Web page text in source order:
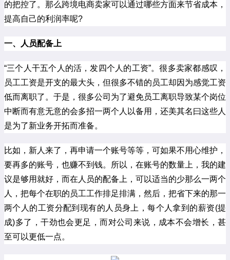
的把控了。那么跨境电商卖家可以通过哪些方面来节省成本，
提高自己的利润率呢?
一、人员配备上
“三个人干五个人的活，发四个人的工资”。很多卖家都感叹，
员工工资是开支的最大头，但很多不错的员工却因为感觉工资
低而离职了。于是，很多公司为了避免员工离职导致某个岗位
中断而有意无意的会多招一两个人以备用，还美其名曰这些人
是为了新业务开拓而准备。
比如，新人来了，再申请一个账号等等，可如果不用心维护，
要再多的账号，也赚不到钱。所以，在账号的数量上，我的建
议是够用就好，而在人员的配备上，可以适当的少那么一两个
人，把每个在职的员工工作排足排满，然后，把省下来的那一
两个人的工资分配到现有的人员身上，每个人拿到的薪资(提
成)多了，干劲也会更足，而对公司来说，成本不会增长，甚
至可以更低一点。